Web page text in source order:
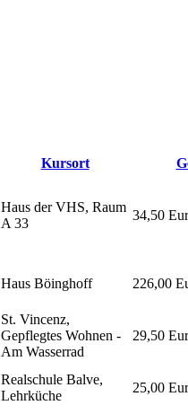
Kursort
Haus der VHS, Raum
A 33
34,50
Haus Böinghoff 226,00
St. Vincenz,
Gepflegtes Wohnen -
Am Wasserrad
29,50
Realschule Balve,
Lehrküche
25,00